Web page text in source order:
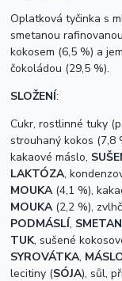
Oplatková tyčinka s
smetanou
kokosem (6,5 %) a
čokoládou (29,5 %).
SLOŽENÍ:
Cukr, rostlinné tuky
strouhaný kokos (7,8
kakaové máslo,
LAKTÓZA,
MOUKA(4,1 %),
MOUKA(2,2 %),
PODMÁSLÍ,
TUK, sušené
SYROVÁTKA,
lecitiny (SÓJA), sůl,